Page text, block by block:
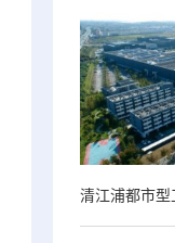
清江浦都市